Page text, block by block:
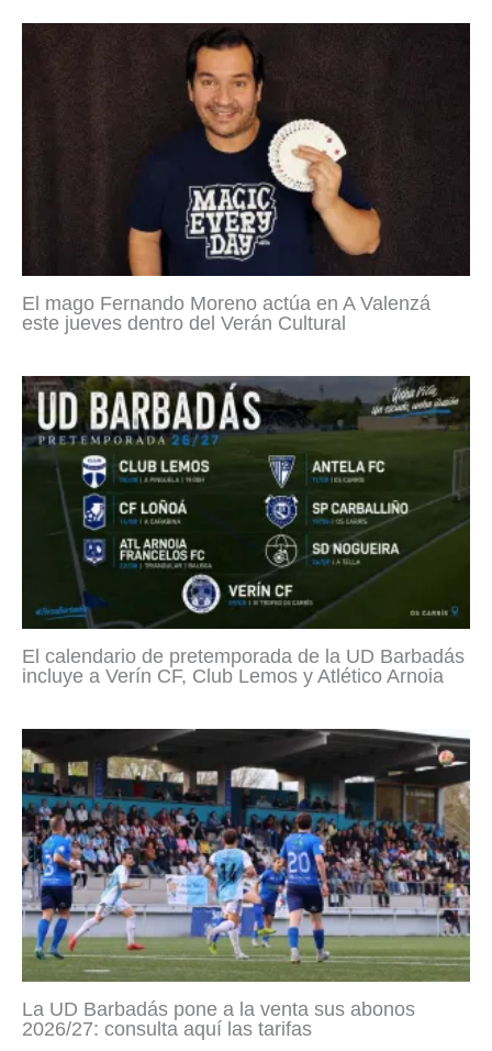
El mago Fernando Moreno actúa en A Valenzá
este jueves dentro del Verán Cultural
El calendario de pretemporada de la UD Barbadás
incluye a Verín CF, Club Lemos y Atlético Arnoia
La UD Barbadás pone a la venta sus abonos
2026/27: consulta aquí las tarifas